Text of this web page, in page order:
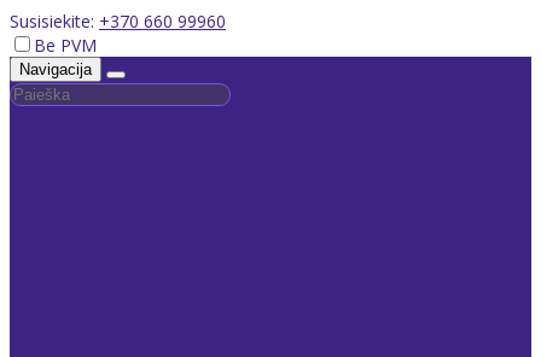
Susisiekite: +370 660 99960
Be PVM
Navigacija